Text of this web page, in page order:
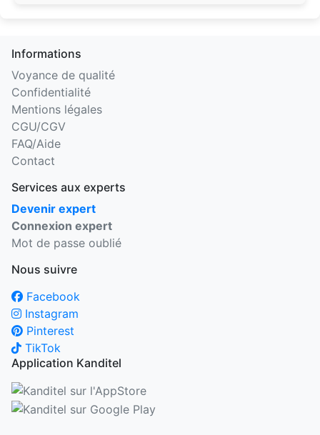
Informations
Voyance de qualité
Confidentialité
Mentions légales
CGU/CGV
FAQ/Aide
Contact
Services aux experts
Devenir expert
Connexion expert
Mot de passe oublié
Nous suivre
Facebook
Instagram
Pinterest
TikTok
Application Kanditel